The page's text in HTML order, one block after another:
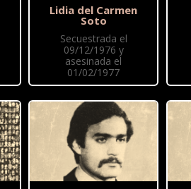
Lidia del Carmen
Soto
Secuestrada el
09/12/1976 y
asesinada el
01/02/1977